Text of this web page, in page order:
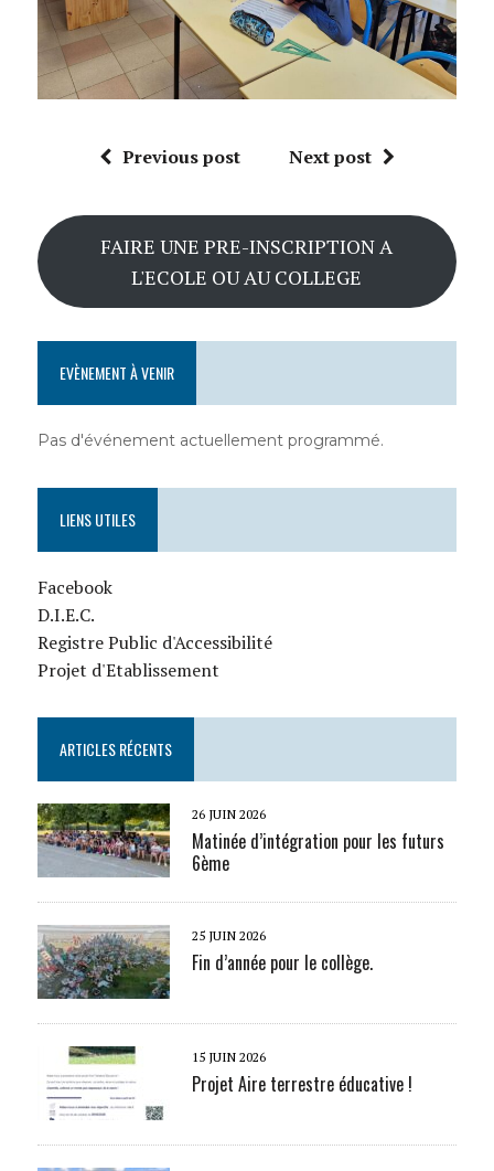
Previous post Next post
FAIRE UNE PRE-INSCRIPTION A
L'ECOLE OU AU COLLEGE
EVÈNEMENT À VENIR
Pas d'événement actuellement programmé.
LIENS UTILES
Facebook
D.I.E.C.
Registre Public d'Accessibilité
Projet d'Etablissement
ARTICLES RÉCENTS
26 JUIN 2026
Matinée d’intégration pour les futurs
6ème
25 JUIN 2026
Fin d’année pour le collège.
15 JUIN 2026
Projet Aire terrestre éducative !